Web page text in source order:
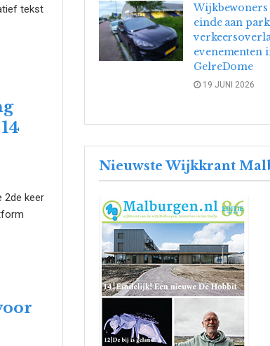
tekst
2de keer
einde aan
evenementen
GelreDome
19 JUNI 2026
Nieuwste Wijkkrant